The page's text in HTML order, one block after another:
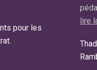
pour les
Le Pecq.
lire